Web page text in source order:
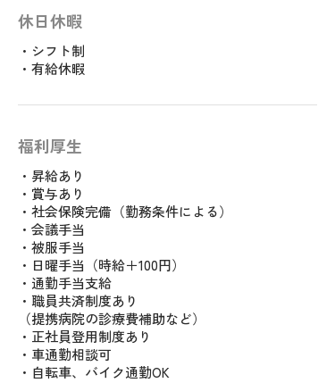
休日休暇
・シフト制
・有給休暇
福利厚生
・昇給あり
・賞与あり
・社会保険完備（勤務条件による）
・会議手当
・被服手当
・日曜手当（時給＋100円）
・通勤手当支給
・職員共済制度あり
（提携病院の診療費補助など）
・正社員登用制度あり
・車通勤相談可
・自転車、バイク通勤OK